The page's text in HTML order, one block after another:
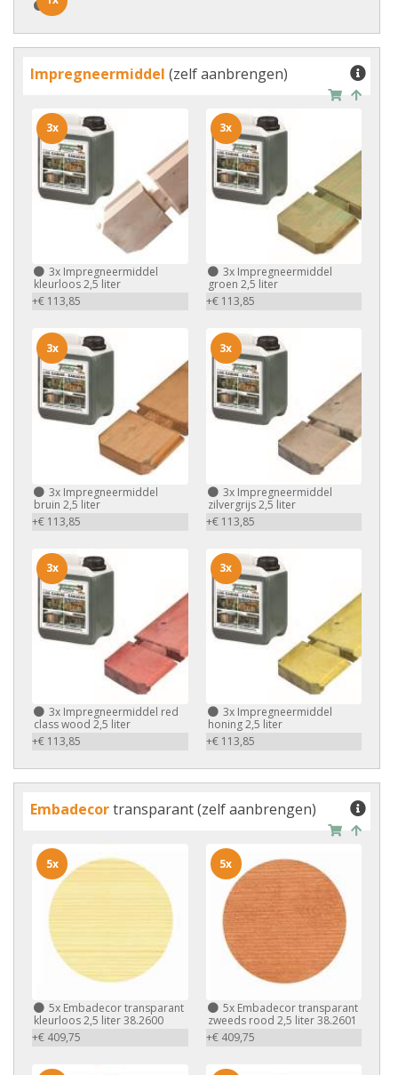
1x
Impregneermiddel (zelf aanbrengen)
3x Impregneermiddel
kleurloos 2,5 liter
+€ 113,85
3x
3xImpregneermiddel
groen 2,5 liter
+€ 113,85
3x
3x Impregneermiddel
bruin 2,5 liter
+€ 113,85
3x
3xImpregneermiddel
zilvergrijs 2,5 liter
+€ 113,85
3x
3x Impregneermiddel red
class wood 2,5 liter
+€ 113,85
3x
3xImpregneermiddel
honing 2,5 liter
+€ 113,85
3x
Embadecortransparant (zelf aanbrengen)
5x Embadecor transparant
kleurloos 2,5 liter 38.2600
+€ 409,75
5x
5xEmbadecor transparant
zweeds rood 2,5 liter 38.2601
+€ 409,75
5x